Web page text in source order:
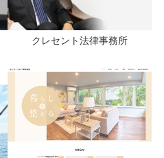
クレセント法律事務所